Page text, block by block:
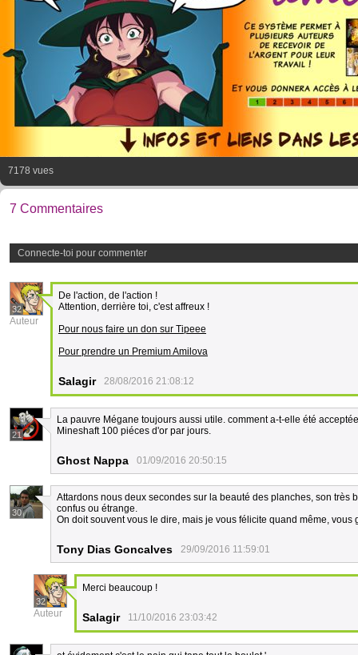
7178 vues
7 Commentaires
Connecte-toi pour commenter
32
Auteur
De l'action, de l'action !
Attention, derrière toi, c'est affreux !
Pour nous faire un don sur Tipeee
Pour prendre un Premium Amilova
Salagir 28/08/2016 21:08:12
21
La pauvre Mégane toujours aussi utile. comment a-t-elle été
Mineshaft 100 piéces d'or par jours.
Ghost Nappa 01/09/2016 20:50:15
30
Attardons nous deux secondes sur la beauté des planches, son
confus ou étrange.
On doit souvent vous le dire, mais je vous félicite quand même, vous
Tony Dias Goncalves 29/09/2016 11:59:01
32
Auteur
Merci beaucoup !
Salagir 11/10/2016 23:03:42